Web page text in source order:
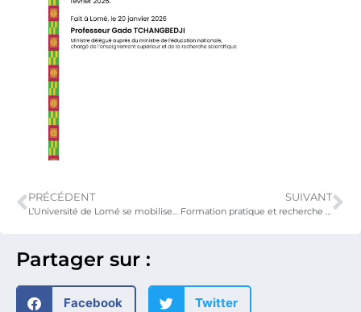
Partager sur :
Facebook Twitter
PRÉCÉDENT
L’Université de Lomé se mobilise autour des opportunités du programme Erasmus+
SUIVANT
Formation pratique et recherche appliquée : un partenariat stratégique pour l’avenir des étudiants